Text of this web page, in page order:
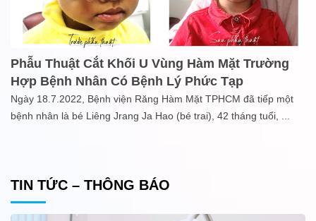
Phẫu Thuật Cắt Khối U Vùng Hàm Mặt Trường
Hợp Bệnh Nhân Có Bệnh Lý Phức Tạp
Ngày 18.7.2022, Bệnh viện Răng Hàm Mặt TPHCM đã tiếp một
bệnh nhân là bé Liêng Jrang Ja Hao (bé trai), 42 tháng tuổi,
TIN TỨC – THÔNG BÁO